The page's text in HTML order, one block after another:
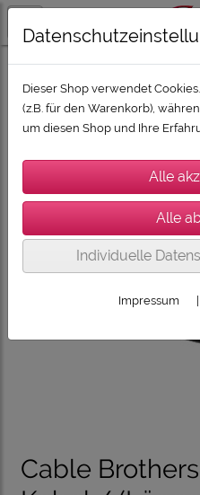
ZUBEHÖR
Cable
Dieser Shop verwendet
(z.B. für den Warenkorb),
um diesen Shop und Ihre
Individuelle
Impressum